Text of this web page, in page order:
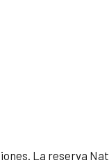
La reserva